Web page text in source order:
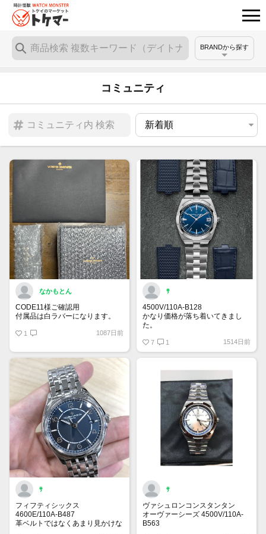
BRANDから探す
コミュニティ
なかもとん
CODE11様ご確認用
付属品は白ラバーになります。
1 1087日前
ｻ
4500V/110A-B128
かなり価格が落ち着いてきまし
た。
ます。
来月から10%程定価が上がるよう
なるところです。
7 1 1514日前
ｻ
フィフティシックス
4600E/110A-B487
革ベルトではなくあまり見かけな
ｻ
ヴァシュロンコンスタンタン
オーヴァーシーズ 4500V/110A-
B563